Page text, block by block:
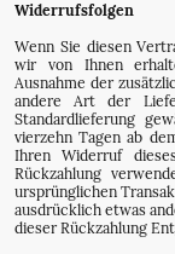
Widerrufsfolgen
Wenn Sie diesen
wir von Ihnen
Ausnahme der
andere Art der
Standardlieferung
vierzehn Tagen ab
Ihren Widerruf
Rückzahlung
ursprünglichen
ausdrücklich etwas
dieser Rückzahlung